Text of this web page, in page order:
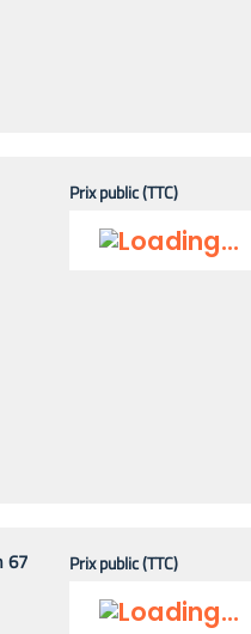
Prix public (TTC)
67 Prix public (TTC)